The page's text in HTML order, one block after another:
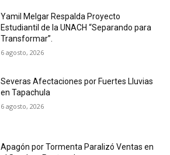
Yamil Melgar Respalda Proyecto
Estudiantil de la UNACH “Separando para
Transformar”.
6 agosto, 2026
Severas Afectaciones por Fuertes Lluvias
en Tapachula
6 agosto, 2026
Apagón por Tormenta Paralizó Ventas en